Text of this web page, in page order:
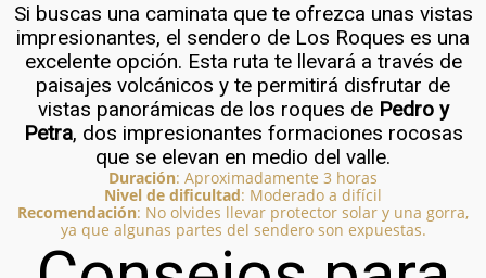
Si buscas una caminata que te ofrezca unas vistas
impresionantes, el sendero de Los Roques es una
excelente opción. Esta ruta te llevará a través de
paisajes volcánicos y te permitirá disfrutar de
vistas panorámicas de los roques de Pedro y
Petra, dos impresionantes formaciones rocosas
que se elevan en medio del valle.
Duración: Aproximadamente 3 horas
Nivel de dificultad: Moderado a difícil
Recomendación: No olvides llevar protector solar y una gorra,
ya que algunas partes del sendero son expuestas.